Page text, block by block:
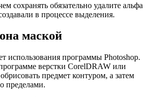
сохранять обязательно удалите альфа
в процессе выделения.
маской
использования программы Photoshop.
верстки CorelDRAW или
предмет контуром, а затем
пределами.